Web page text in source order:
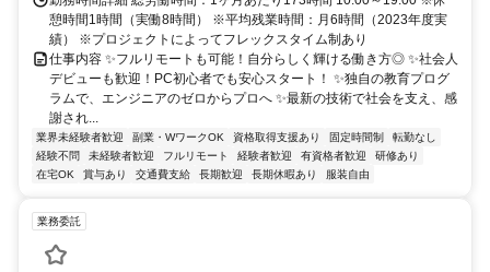
憩時間1時間（実働8時間） ※平均残業時間：月6時間（2023年度実
績） ※プロジェクトによってフレックスタイム制あり
仕事内容 ✨フルリモートも可能！自分らしく輝ける働き方◎ ✨社会人
デビューも歓迎！PC初心者でも安心スタート！ ✨独自の教育プログ
ラムで、エンジニアのゼロからプロへ ✨最新の技術で社会を支え、感
謝され...
業界未経験者歓迎 副業・WワークOK 資格取得支援あり 固定時間制
転勤なし
経験不問
未経験者歓迎 フルリモート 経験者歓迎 有資格者歓迎
研修あり
在宅OK
賞与あり 交通費支給 長期歓迎 長期休暇あり 服装自由
業務委託